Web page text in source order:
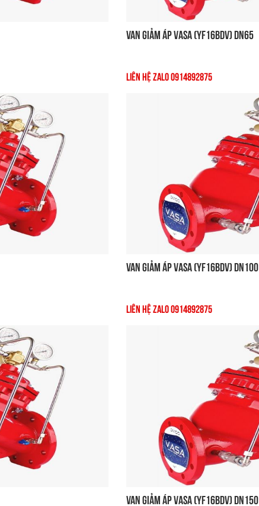
Van Giảm Áp VASA (YF16BDV) DN65
Liên Hệ Zalo 0914892875
Van Giảm Áp VASA (YF16BDV) DN100
Liên Hệ Zalo 0914892875
Van Giảm Áp VASA (YF16BDV) DN150